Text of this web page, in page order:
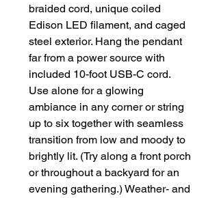
braided cord, unique coiled
Edison LED filament, and caged
steel exterior. Hang the pendant
far from a power source with
included 10-foot USB-C cord.
Use alone for a glowing
ambiance in any corner or string
up to six together with seamless
transition from low and moody to
brightly lit. (Try along a front porch
or throughout a backyard for an
evening gathering.) Weather- and